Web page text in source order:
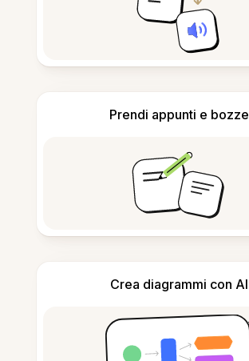
Prendi appunti e bozze
Crea diagrammi con AI